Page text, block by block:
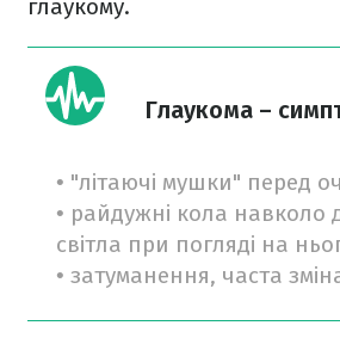
глаукому.
Глаукома –
• "літаючі мушки" перед
• райдужні кола навколо
світла при погляді на
• затуманення, часта